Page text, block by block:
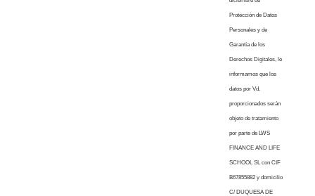
Protección de Datos
Personales y de
Garantía de los
Derechos Digitales, le
informamos que los
datos por Vd.
proporcionados serán
objeto de tratamiento
por parte de LWS
FINANCE AND LIFE
SCHOOL SL con CIF
B67855882 y domicilio
C/ DUQUESA DE